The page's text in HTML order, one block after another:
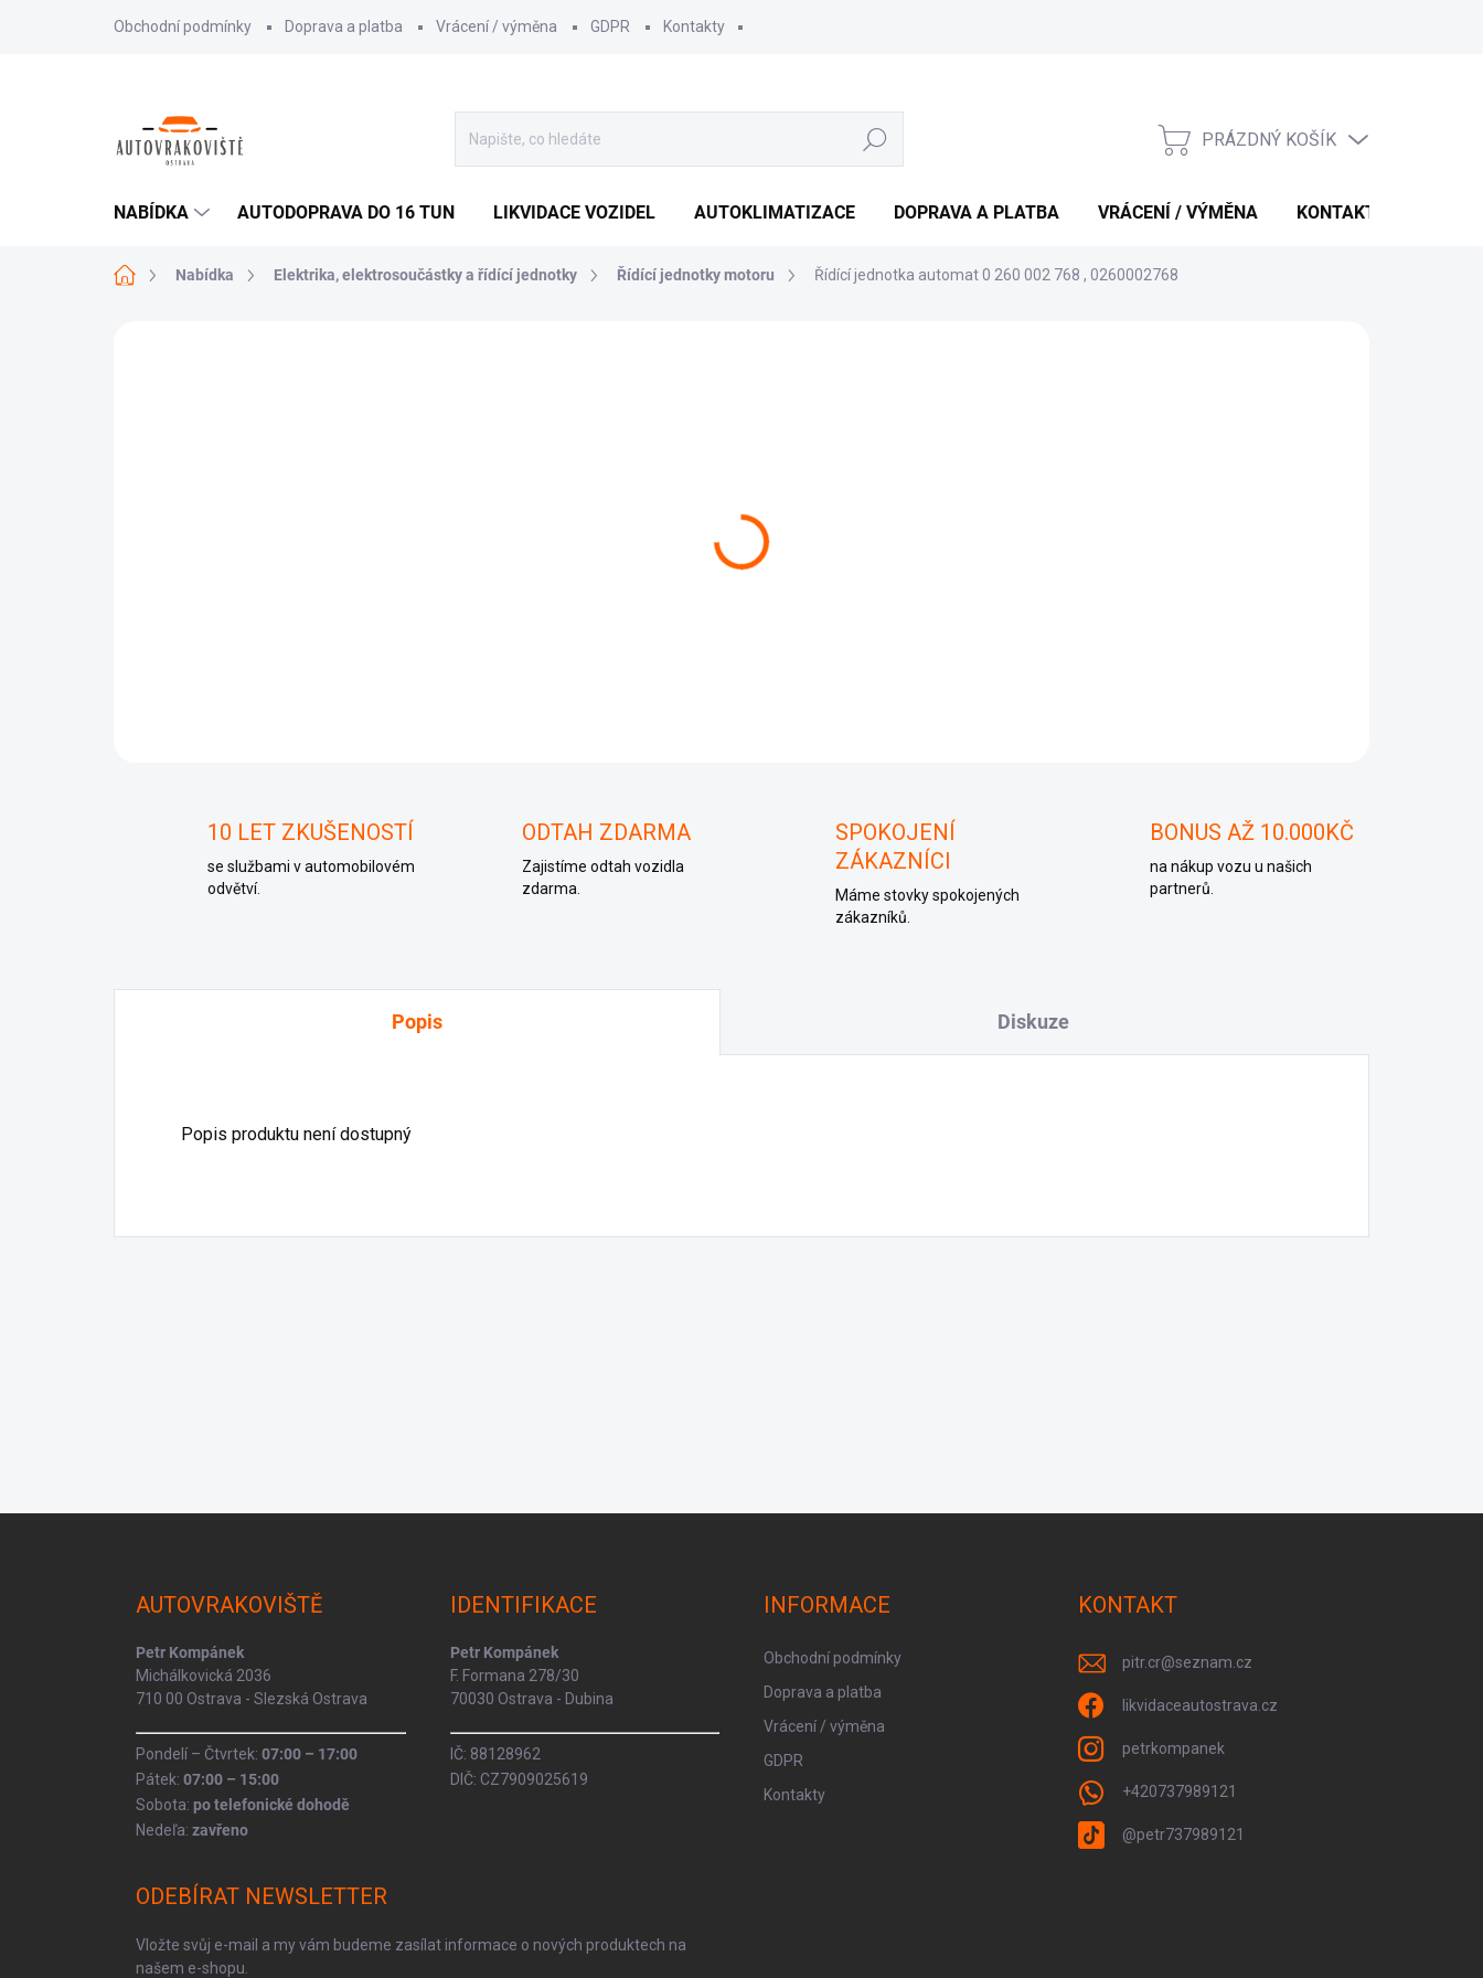
Obchodní podmínky Doprava a platba Vrácení / výměna GDPR Kontakty
Hledat
NÁKUPNÍ
PRÁZDNÝ KOŠÍK
NABÍDKA AUTODOPRAVA DO 16 TUN LIKVIDACE VOZIDEL AUTOKLIMATIZACE DOPRAVA A PLATBA VRÁCENÍ / VÝMĚNA KONTAKTY
Domů Nabídka Elektrika, elektrosoučástky a řídící jednotky Řídící jednotky motoru Řídící jednotka automat 0 260 002 768 , 0260002768
10 LET ZKUŠENOSTÍ
se službami v automobilovém
odvětví.
ODTAH ZDARMA
Zajistíme odtah vozidla
zdarma.
SPOKOJENÍ
ZÁKAZNÍCI
Máme stovky spokojených
zákazníků.
BONUS AŽ 10.000KČ
na nákup vozu u našich
partnerů.
Popis Diskuze
Popis produktu není dostupný
AUTOVRAKOVIŠTĚ
Petr Kompánek
Michálkovická 2036
710 00 Ostrava - Slezská Ostrava
Pondelí – Čtvrtek: 07:00 – 17:00
Pátek: 07:00 – 15:00
Sobota: po telefonické dohodě
Nedeľa: zavřeno
IDENTIFIKACE
Petr Kompánek
F. Formana 278/30
70030 Ostrava - Dubina
IČ: 88128962
DIČ: CZ7909025619
INFORMACE
Obchodní podmínky
Doprava a platba
Vrácení / výměna
GDPR
Kontakty
KONTAKT
pitr.cr@seznam.cz
likvidaceautostrava.cz
petrkompanek
+420737989121
@petr737989121
ODEBÍRAT NEWSLETTER
Vložte svůj e-mail a my vám budeme zasílat informace o nových produktech na
našem e-shopu.